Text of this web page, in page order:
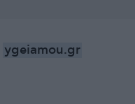
ygeiamou.gr